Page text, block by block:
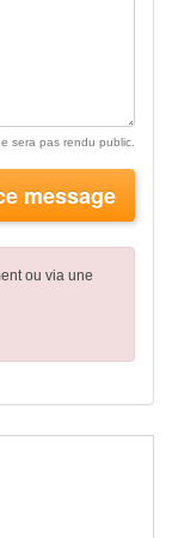
sera pas rendu public.
message
ou via une